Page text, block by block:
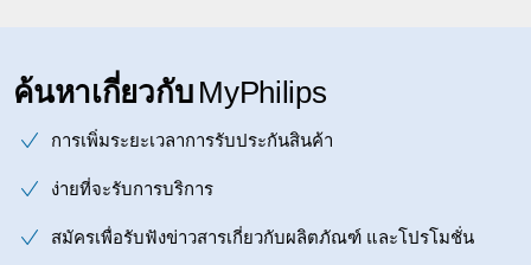
ค้นหาเกี่ยวกับ MyPhilips
การเพิ่มระยะเวลาการรับประกันสินค้า
ง่ายที่จะรับการบริการ
สมัครเพื่อรับฟังข่าวสารเกี่ยวกับผลิตภัณฑ์ และโปรโมชั่น